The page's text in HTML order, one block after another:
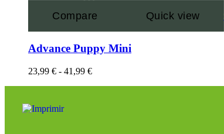
Compare Quick view
Advance Puppy Mini
23,99 € - 41,99 €